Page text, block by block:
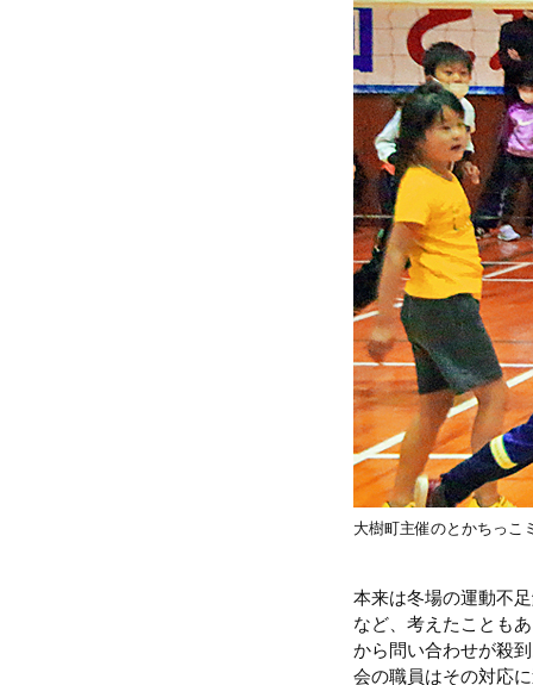
大樹町主催のとかちっこ
本来は冬場の運動不
など、考えたことも
から問い合わせが殺
会の職員はその対応